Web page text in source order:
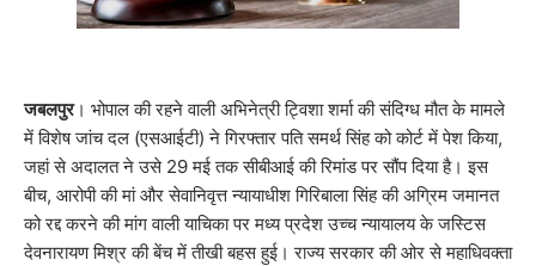
जबलपुर। भोपाल की रहने वाली अभिनेत्री ट्विशा शर्मा की संदिग्ध मौत के मामले
में विशेष जांच दल (एसआईटी) ने गिरफ्तार पति समर्थ सिंह को कोर्ट में पेश किया,
जहां से अदालत ने उसे 29 मई तक सीबीआई की रिमांड पर सौंप दिया है। इस
बीच, आरोपी की मां और सेवानिवृत्त न्यायाधीश गिरिबाला सिंह की अग्रिम जमानत
को रद्द करने की मांग वाली याचिका पर मध्य प्रदेश उच्च न्यायालय के जस्टिस
देवनारायण मिश्र की बेंच में तीखी बहस हुई। राज्य सरकार की ओर से महाधिवक्ता